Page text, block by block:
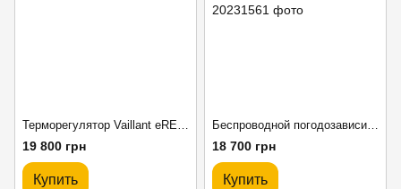
19 800 грн
Купить
18 700 грн
Купить